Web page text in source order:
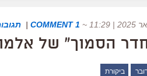
~
1 COMMENT
|
הסמוך" של
ביקורת